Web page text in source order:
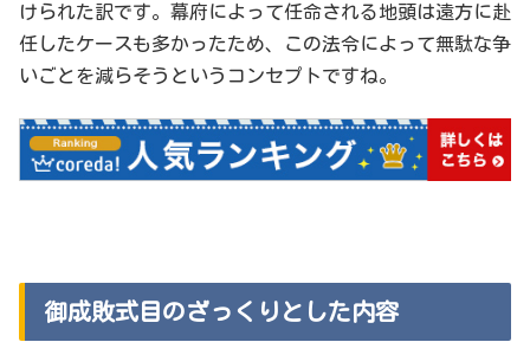
けられた訳です。幕府によって任命される地頭は遠方に赴
任したケースも多かったため、この法令によって無駄な争
いごとを減らそうというコンセプトですね。
御成敗式目のざっくりとした内容